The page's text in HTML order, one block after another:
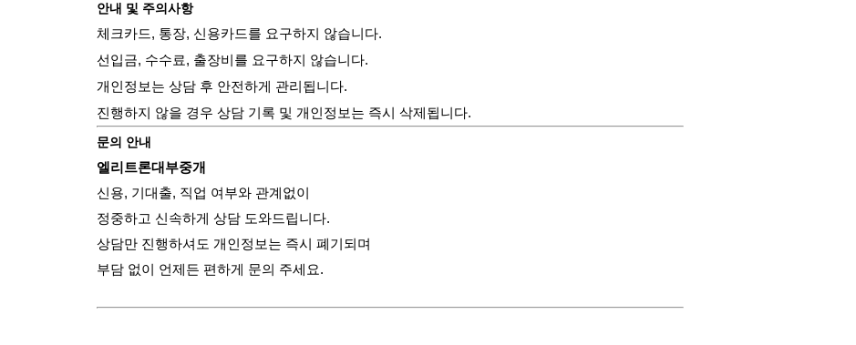
안내 및 주의사항
체크카드, 통장, 신용카드를 요구하지 않습니다.
선입금, 수수료, 출장비를 요구하지 않습니다.
개인정보는 상담 후 안전하게 관리됩니다.
진행하지 않을 경우 상담 기록 및 개인정보는 즉시 삭제됩니다.
문의 안내
엘리트론대부중개
신용, 기대출, 직업 여부와 관계없이
정중하고 신속하게 상담 도와드립니다.
상담만 진행하셔도 개인정보는 즉시 폐기되며
부담 없이 언제든 편하게 문의 주세요.